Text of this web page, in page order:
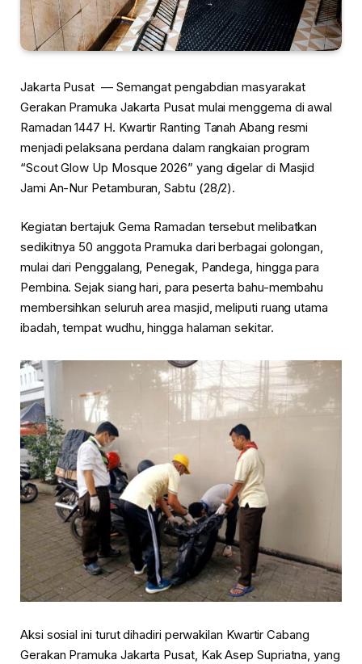
Jakarta Pusat — Semangat pengabdian masyarakat
Gerakan Pramuka Jakarta Pusat mulai menggema di awal
Ramadan 1447 H. Kwartir Ranting Tanah Abang resmi
menjadi pelaksana perdana dalam rangkaian program
“Scout Glow Up Mosque 2026” yang digelar di Masjid
Jami An-Nur Petamburan, Sabtu (28/2).
Kegiatan bertajuk Gema Ramadan tersebut melibatkan
sedikitnya 50 anggota Pramuka dari berbagai golongan,
mulai dari Penggalang, Penegak, Pandega, hingga para
Pembina. Sejak siang hari, para peserta bahu-membahu
membersihkan seluruh area masjid, meliputi ruang utama
ibadah, tempat wudhu, hingga halaman sekitar.
Aksi sosial ini turut dihadiri perwakilan Kwartir Cabang
Gerakan Pramuka Jakarta Pusat, Kak Asep Supriatna, yang